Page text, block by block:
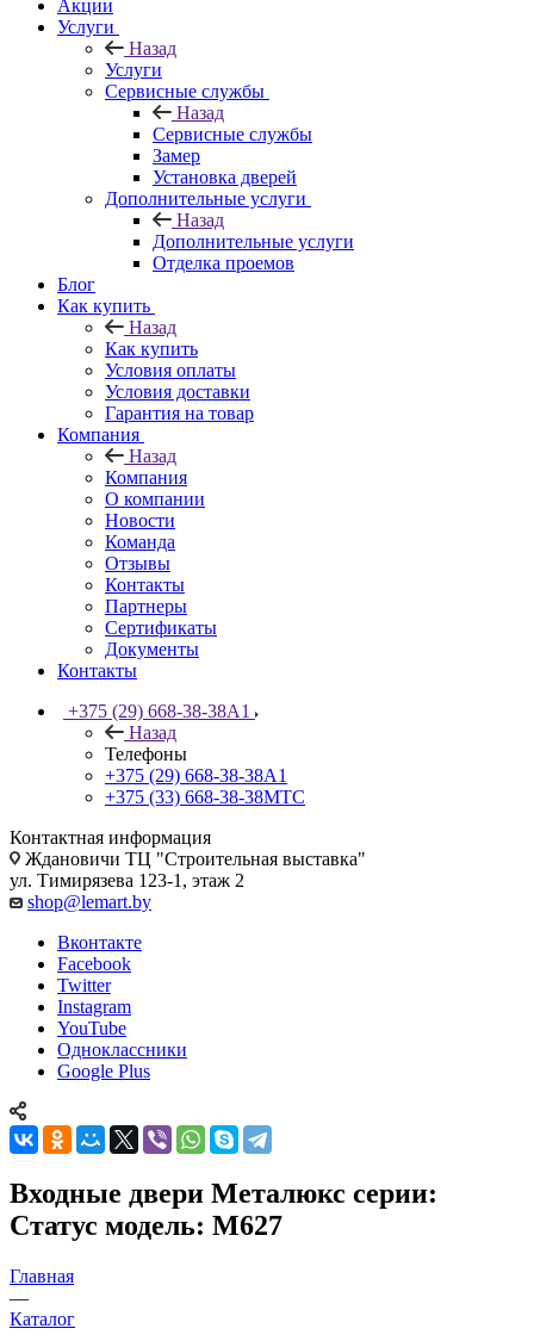
Акции
Услуги
Назад
Услуги
Сервисные службы
Назад
Сервисные службы
Замер
Установка дверей
Дополнительные услуги
Назад
Дополнительные услуги
Отделка проемов
Блог
Как купить
Назад
Как купить
Условия оплаты
Условия доставки
Гарантия на товар
Компания
Назад
Компания
О компании
Новости
Команда
Отзывы
Контакты
Партнеры
Сертификаты
Документы
Контакты
+375 (29) 668-38-38A1
Назад
Телефоны
+375 (29) 668-38-38A1
+375 (33) 668-38-38МТС
Контактная информация
Ждановичи ТЦ "Строительная выставка"
ул. Тимирязева 123-1, этаж 2
shop@lemart.by
Вконтакте
Facebook
Twitter
Instagram
YouTube
Одноклассники
Google Plus
Входные двери Металюкс серии:
Статус модель: М627
Главная
—
Каталог